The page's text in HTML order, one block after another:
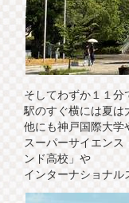
そしてわずか１１分
駅のすぐ横には夏は
他にも神戸国際大学
スーパーサイエン
ンド高校」や
インターナショナル